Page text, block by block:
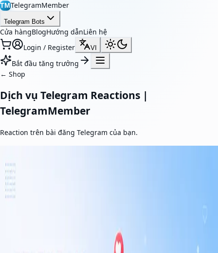
TMTelegramMember
Telegram Bots
Cửa hàngBlogHướng dẫnLiên hệ
Login / Register
VI
Bắt đầu tăng trưởng
← Shop
Dịch vụ Telegram Reactions |
TelegramMember
Reaction trên bài đăng Telegram của bạn.
Tăng tương tác cho bài viết Telegram của bạn với reaction thực.
Dịch vụ của chúng tôi giúp tăng độ uy tín xã hội, cải thiện khả
năng hiển thị nội dung và làm bài viết hấp dẫn hơn.